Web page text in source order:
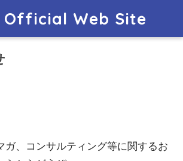
Official Web Site
ガ、コンサルティング等に関するお